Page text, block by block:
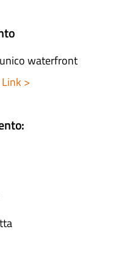
waterfront
>